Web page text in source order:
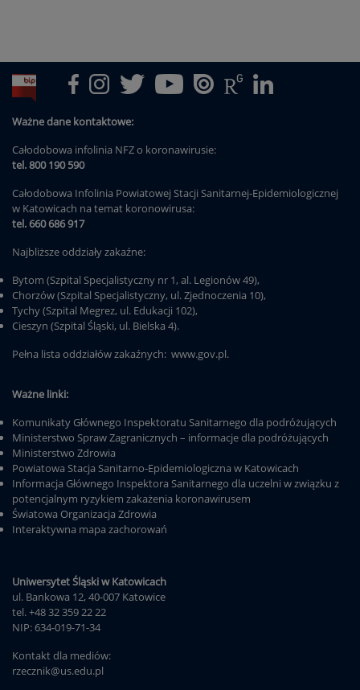
Ważne dane kontaktowe:
Całodobowa infolinia NFZ o koronawirusie:
tel. 800 190 590
Całodobowa Infolinia Powiatowej Stacji Sanitarnej-Epidemiologicznej
w Katowicach na temat koronowirusa:
tel. 660 686 917
Najbliższe oddziały zakaźne:
Bytom (Szpital Specjalistyczny nr 1, al. Legionów 49),
Chorzów (Szpital Specjalistyczny, ul. Zjednoczenia 10),
Tychy (Szpital Megrez, ul. Edukacji 102),
Cieszyn (Szpital Śląski, ul. Bielska 4).
Pełna lista oddziałów zakaźnych: www.gov.pl.
Ważne linki:
Komunikaty Głównego Inspektoratu Sanitarnego dla podróżujących
Ministerstwo Spraw Zagranicznych – informacje dla podróżujących
Ministerstwo Zdrowia
Powiatowa Stacja Sanitarno-Epidemiologiczna w Katowicach
Informacja Głównego Inspektora Sanitarnego dla uczelni w związku z
potencjalnym ryzykiem zakażenia koronawirusem
Światowa Organizacja Zdrowia
Interaktywna mapa zachorowań
Uniwersytet Śląski w Katowicach
ul. Bankowa 12, 40-007 Katowice
tel. +48 32 359 22 22
NIP: 634-019-71-34
Kontakt dla mediów:
rzecznik@us.edu.pl